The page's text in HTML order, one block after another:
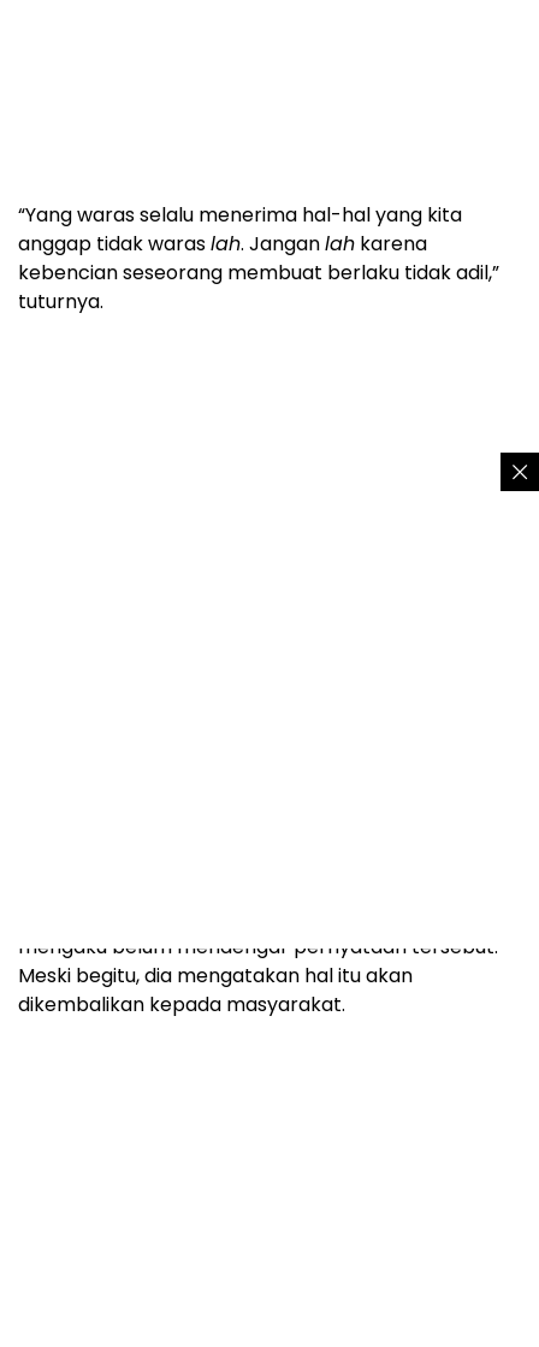
“Yang waras selalu menerima hal-hal yang kita
anggap tidak waraslah. Janganlah karena
kebencian seseorang membuat berlaku tidak adil,”
tuturnya.
mengaku belum mendengar pernyataan tersebut.
Meski begitu, dia mengatakan hal itu akan
dikembalikan kepada masyarakat.